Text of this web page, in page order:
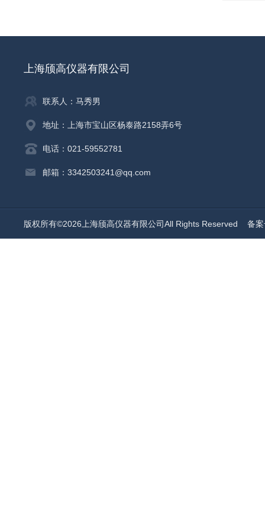
上海颀高仪器有限公司
联系人：马秀男
地址：上海市宝山区杨泰路2158弄6号
电话：021-59552781
邮箱：3342503241@qq.com
版权所有©2026上海颀高仪器有限公司All Rights Reserved 备